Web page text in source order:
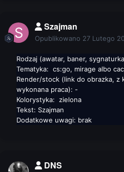
Szajman
Opublikowano 27 Lutego
Rodzaj (awatar, baner,
Tematyka: cs:go, mirage albo
Render/stock (link do obrazka, z
wykonana praca): -
Kolorystyka:
zielona
Tekst: Szajman
Dodatkowe uwagi: brak
DNS